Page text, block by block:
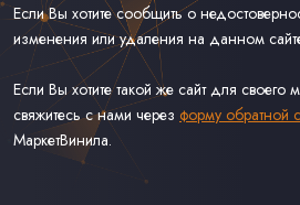
Если Вы хотите сообщить о
изменения или удаления на данном
Если Вы хотите такой же сайт для своего
свяжитесь с нами через форму обратной
МаркетВинила.
Каталог Винила, CD и Кассет